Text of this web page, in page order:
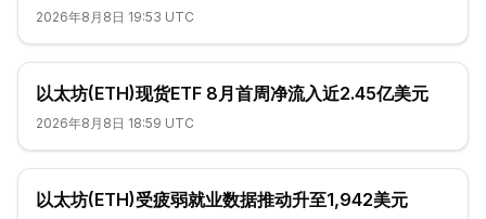
2026年8月8日 19:53 UTC
以太坊(ETH)现货ETF 8月首周净流入近2.45亿美元
2026年8月8日 18:59 UTC
以太坊(ETH)受疲弱就业数据推动升至1,942美元